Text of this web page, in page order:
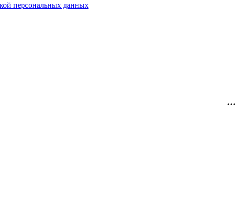
персональных данных